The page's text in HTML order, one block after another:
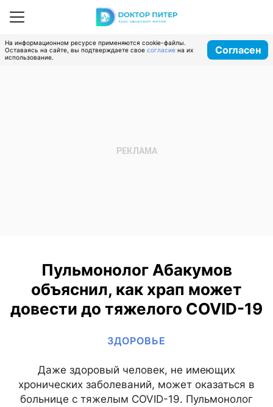
На информационном ресурсе применяются cookie-файлы.
Оставаясь на сайте, вы подтверждаете свое согласие на их
использование.
Согласен
Пульмонолог Абакумов
объяснил, как храп может
довести до тяжелого COVID-19
ЗДОРОВЬЕ
Даже здоровый человек, не имеющих
хронических заболеваний, может оказаться в
больнице с тяжелым COVID-19. Пульмонолог